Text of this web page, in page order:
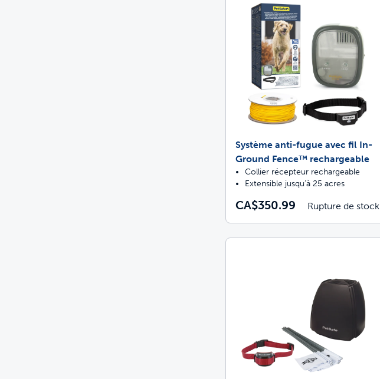
Système anti-fugue avec fil In-
Ground Fence™ rechargeable
Collier récepteur rechargeable
Extensible jusqu’à 25 acres
CA$350.99 Rupture de stock